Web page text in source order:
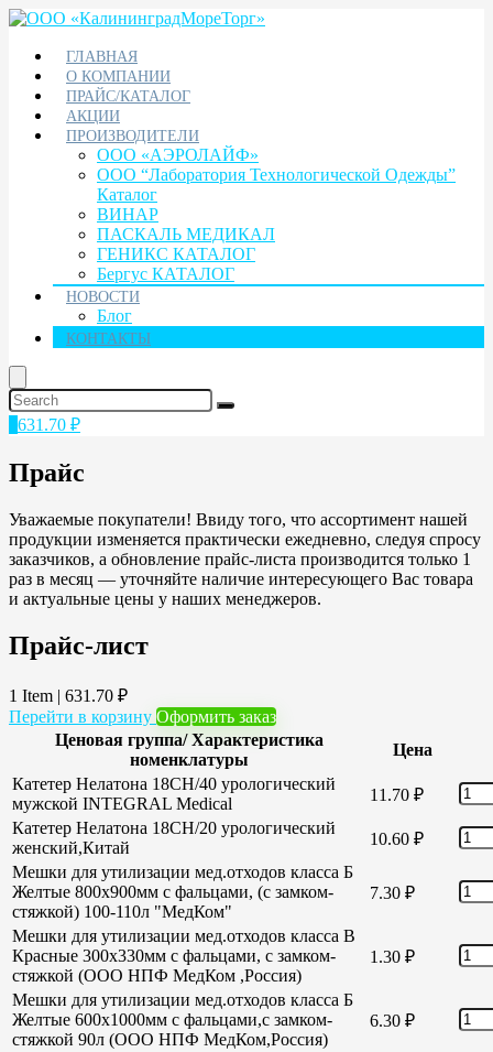
ГЛАВНАЯ
О КОМПАНИИ
ПРАЙС/КАТАЛОГ
АКЦИИ
ПРОИЗВОДИТЕЛИ
ООО «АЭРОЛАЙФ»
ООО “Лаборатория Технологической Одежды”
Каталог
ВИНАР
ПАСКАЛЬ МЕДИКАЛ
ГЕНИКС КАТАЛОГ
Бергус КАТАЛОГ
НОВОСТИ
Блог
КОНТАКТЫ
631.70 ₽
Прайс
Уважаемые покупатели! Ввиду того, что ассортимент нашей
продукции изменяется практически ежедневно, следуя спросу
заказчиков, а обновление прайс-листа производится только 1
раз в месяц — уточняйте наличие интересующего Вас товара
и актуальные цены у наших менеджеров.
Прайс-лист
1 Item | 631.70 ₽
Перейти в корзину Оформить заказ
Ценовая группа/ Характеристика
номенклатуры
Цена
Катетер Нелатона 18CH/40 урологический
мужской INTEGRAL Medical
11.70 ₽
Катетер Нелатона 18CH/20 урологический
женский,Китай
10.60 ₽
Мешки для утилизации мед.отходов класса Б
Желтые 800х900мм с фальцами, (с замком-
стяжкой) 100-110л "МедКом"
7.30 ₽
Мешки для утилизации мед.отходов класса В
Красные 300х330мм с фальцами, с замком-
стяжкой (ООО НПФ МедКом ,Россия)
1.30 ₽
Мешки для утилизации мед.отходов класса Б
Желтые 600х1000мм с фальцами,с замком-
стяжкой 90л (ООО НПФ МедКом,Россия)
6.30 ₽